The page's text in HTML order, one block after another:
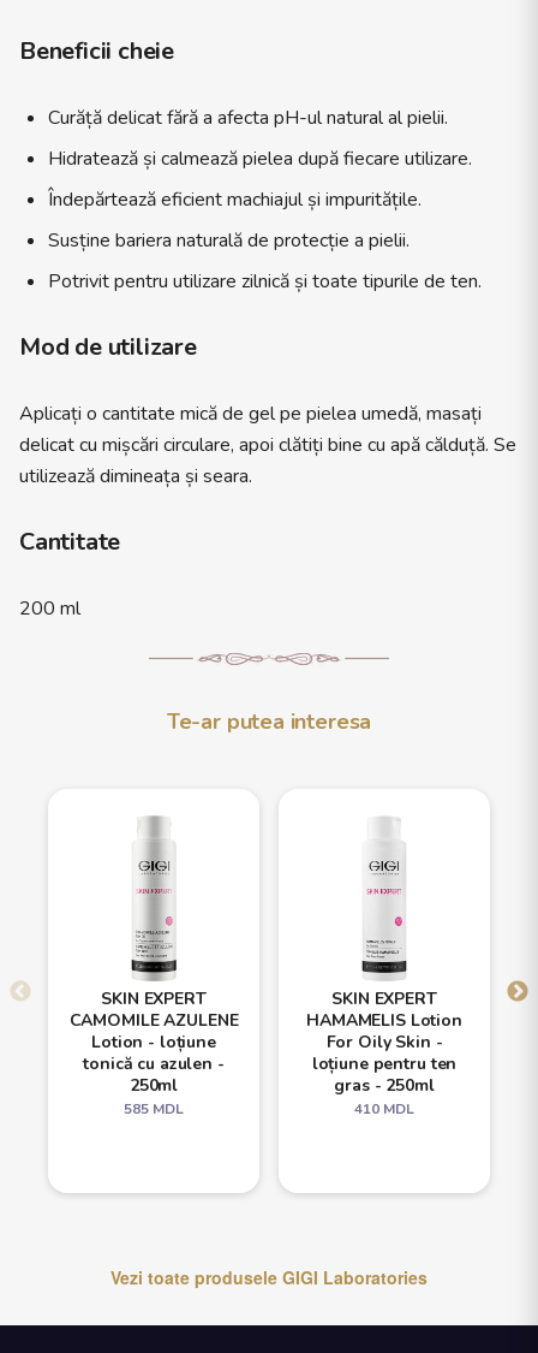
Beneficii cheie
Curăță delicat fără a afecta pH-ul natural al pielii.
Hidratează și calmează pielea după fiecare utilizare.
Îndepărtează eficient machiajul și impuritățile.
Susține bariera naturală de protecție a pielii.
Potrivit pentru utilizare zilnică și toate tipurile de ten.
Mod de utilizare
Aplicați o cantitate mică de gel pe pielea umedă, masați
delicat cu mișcări circulare, apoi clătiți bine cu apă călduță. Se
utilizează dimineața și seara.
Cantitate
200 ml
Te-ar putea interesa
SKIN EXPERT
CAMOMILE AZULENE
Lotion - loțiune
tonică cu azulen -
250ml
585 MDL
SKIN EXPERT
HAMAMELIS Lotion
For Oily Skin -
loțiune pentru ten
gras - 250ml
410 MDL
Vezi toate produsele GIGI Laboratories